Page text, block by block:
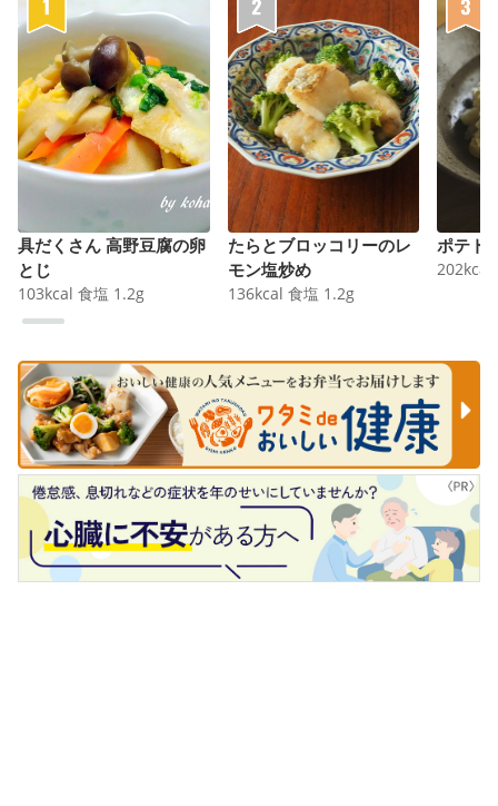
具だくさん 高野豆腐の卵
とじ
103kcal 食塩 1.2g
たらとブロッコリーのレ
モン塩炒め
136kcal 食塩 1.2g
ポテト
202kcal